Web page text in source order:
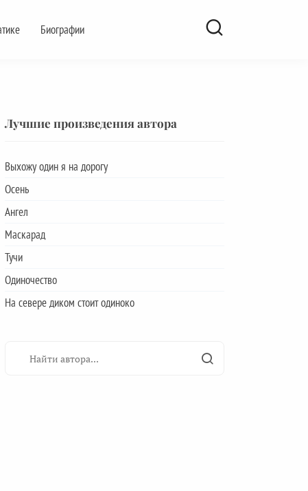
Биографии
Лучшие произведения автора
Выхожу один я на дорогу
Осень
Ангел
Маскарад
Тучи
Одиночество
На севере диком стоит одиноко